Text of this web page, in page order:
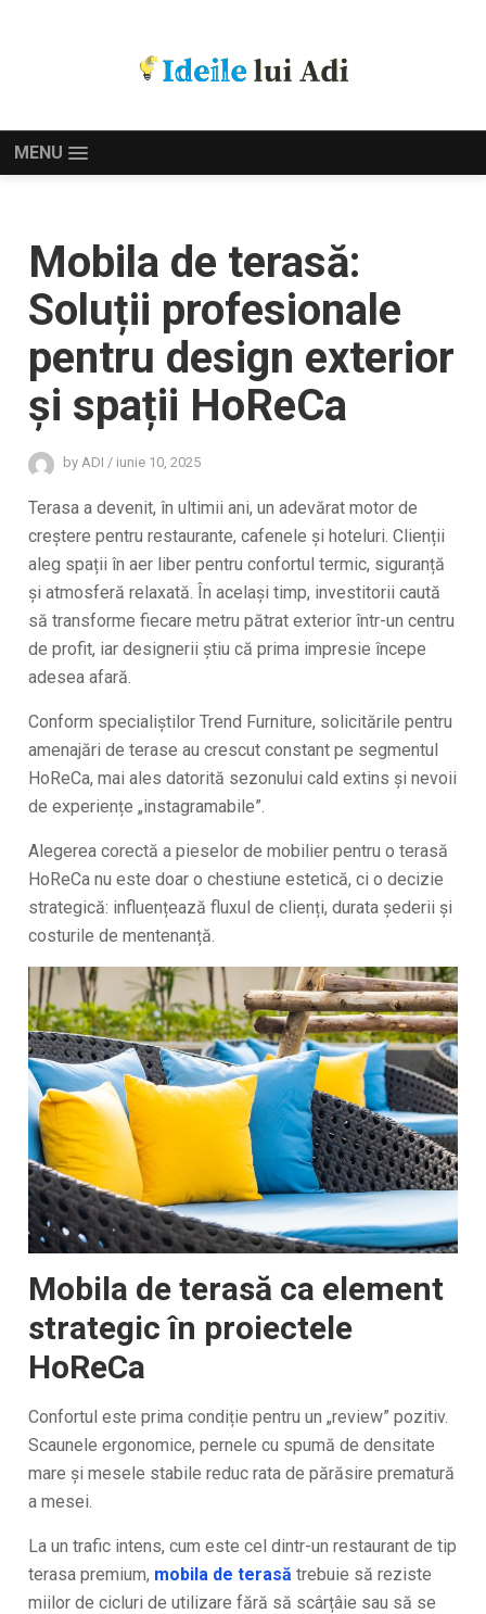
MENU
Mobila de terasă:
Soluții profesionale
pentru design exterior
și spații HoReCa
byADI / iunie 10, 2025
Terasa a devenit, în ultimii ani, un adevărat motor de
creștere pentru restaurante, cafenele și hoteluri. Clienții
aleg spații în aer liber pentru confortul termic, siguranță
și atmosferă relaxată. În același timp, investitorii caută
să transforme fiecare metru pătrat exterior într-un centru
de profit, iar designerii știu că prima impresie începe
adesea afară.
Conform specialiștilor Trend Furniture, solicitările pentru
amenajări de terase au crescut constant pe segmentul
HoReCa, mai ales datorită sezonului cald extins și nevoii
de experiențe „instagramabile”.
Alegerea corectă a pieselor de mobilier pentru o terasă
HoReCa nu este doar o chestiune estetică, ci o decizie
strategică: influențează fluxul de clienți, durata șederii și
costurile de mentenanță.
Mobila de terasă ca element
strategic în proiectele
HoReCa
Confortul este prima condiție pentru un „review” pozitiv.
Scaunele ergonomice, pernele cu spumă de densitate
mare și mesele stabile reduc rata de părăsire prematură
a mesei.
La un trafic intens, cum este cel dintr-un restaurant de tip
terasa premium, mobila de terasă trebuie să reziste
miilor de cicluri de utilizare fără să scârțâie sau să se